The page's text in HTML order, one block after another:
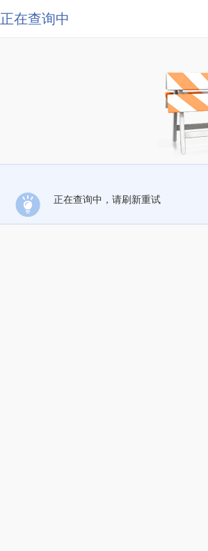
正在查询中
正在查询中，请刷新重试